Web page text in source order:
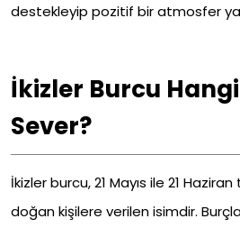
destekleyip pozitif bir atmosfer
İkizler Burcu
Sever?
İkizler burcu, 21 Mayıs ile 21
doğan kişilere verilen isimdir.